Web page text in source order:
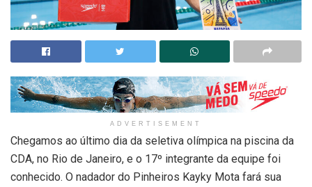
ADVERTISEMENT
Chegamos ao último dia da seletiva olímpica na piscina da
CDA, no Rio de Janeiro, e o 17º integrante da equipe foi
conhecido. O nadador do Pinheiros Kayky Mota fará sua